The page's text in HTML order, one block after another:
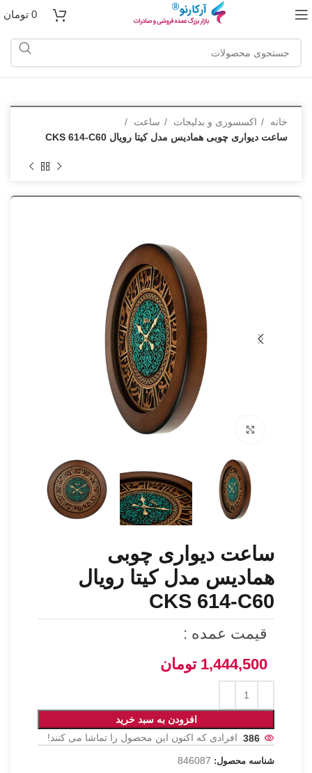
0 تومان
خانه اکسسوری و بدلیجات
ساعت
ساعت دیواری چوبی همادیس مدل کیتا رویال CKS 614-C60
برای بزرگنمایی کلیک کنید
ساعت دیواری چوبی
همادیس مدل کیتا رویال
CKS 614-C60
قیمت عمده :
1,444,500 تومان
افزودن به سبد خرید
386
افرادی که اکنون این محصول را تماشا می کنند!
شناسه محصول: 846087